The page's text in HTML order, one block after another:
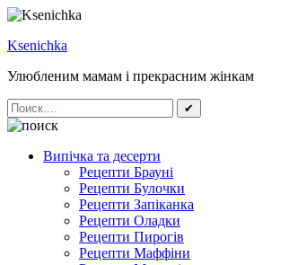
Ksenichka
Улюбленим мамам і прекрасним жінкам
✔
Випічка та десерти
Рецепти Брауні
Рецепти Булочки
Рецепти Запіканка
Рецепти Оладки
Рецепти Пирогів
Рецепти Маффіни